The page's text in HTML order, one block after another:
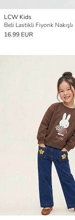
LCW Kids
16.99 EUR